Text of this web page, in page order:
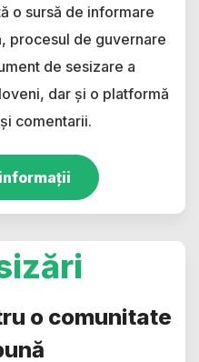
o sursă de informare
procesul de guvernare
de sesizare a
dar și o platformă
comentarii.
o comunitate